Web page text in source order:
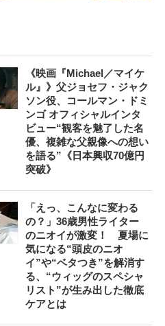
《映画『Michael／マイケ
ル』》父ジョセフ・ジャク
ソン役、コールマン・ドミ
ンゴ オフィシャルインタ
ビュー“観客を魅了した名
優、複雑な父親像への想い
を語る”《日本興収70億円
突破》
「えっ、こんなに変わる
の？」36歳男性ライター
のニオイが激変！ 夏場に
気になる“頭皮のニオ
イ”や“ベタつき”を解消す
る、“ウィッグのスペシャ
リスト”が生み出した徹底
ケアとは